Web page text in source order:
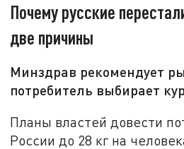
Почему русские
две причины
Минздрав рекомендует
потребитель выбирает
Планы властей довести
России до 28 кг на